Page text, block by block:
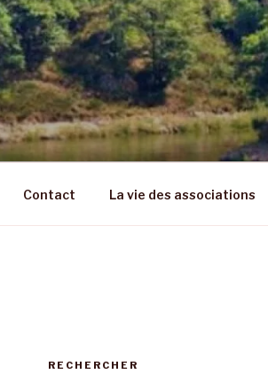
Contact La vie des associations
RECHERCHER